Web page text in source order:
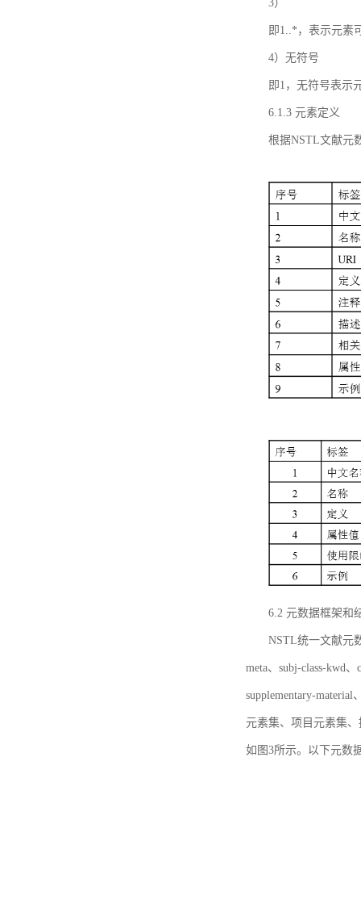
3）
即1..*，表示元素
4）无符号
即1，无符号表示
6.1.3 元素定义
根据NSTL文献元
6.2 元数据框架和
NSTL统一文献元
meta、subj-class-kwd
supplementary-
元素集、项目元素集
如图3所示。以下元数